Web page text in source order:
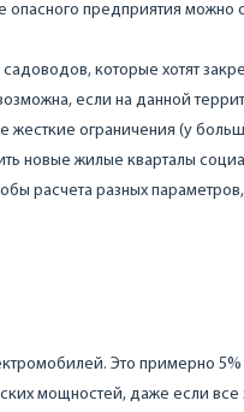
предприятия можно
которые хотят
если на данной
жесткие ограничения (у
новые жилые кварталы
расчета разных
Это примерно
мощностей, даже если